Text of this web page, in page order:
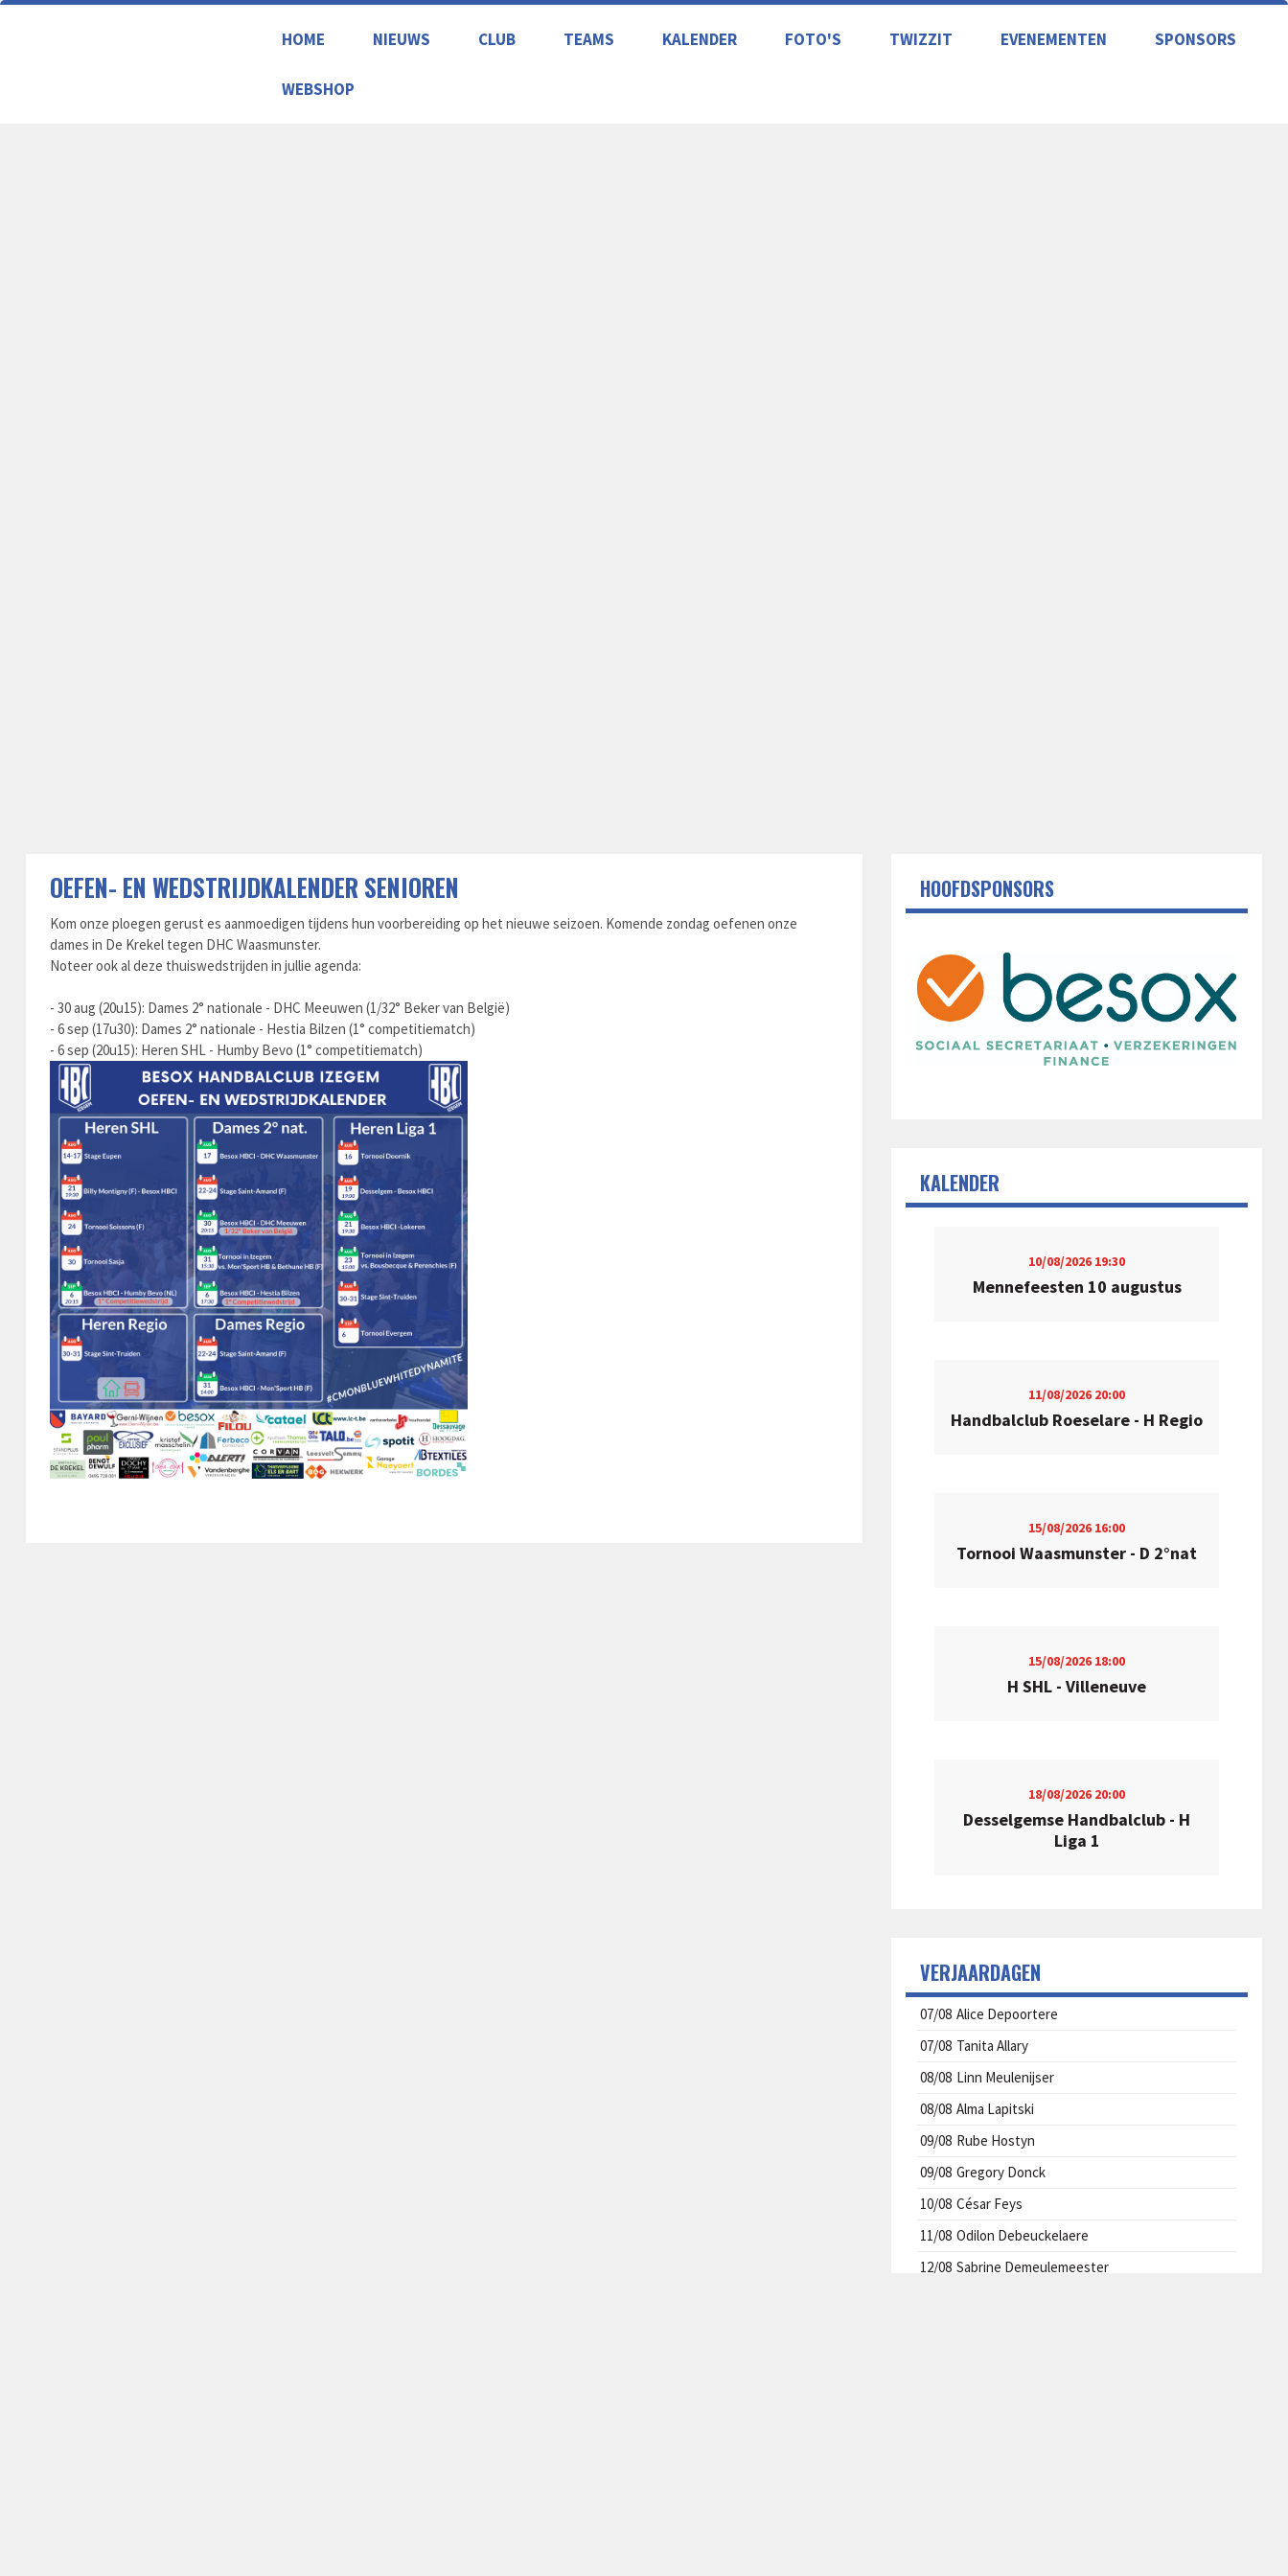
HOME NIEUWS CLUB TEAMS KALENDER FOTO'S TWIZZIT EVENEMENTEN SPONSORS
WEBSHOP
OEFEN- EN WEDSTRIJDKALENDER SENIOREN
Kom onze ploegen gerust es aanmoedigen tijdens hun voorbereiding op het nieuwe seizoen. Komende zondag oefenen onze
dames in De Krekel tegen DHC Waasmunster.
Noteer ook al deze thuiswedstrijden in jullie agenda:
- 30 aug (20u15): Dames 2° nationale - DHC Meeuwen (1/32° Beker van België)
- 6 sep (17u30): Dames 2° nationale - Hestia Bilzen (1° competitiematch)
- 6 sep (20u15): Heren SHL - Humby Bevo (1° competitiematch)
HOOFDSPONSORS
KALENDER
10/08/2026 19:30
Mennefeesten 10 augustus
11/08/2026 20:00
Handbalclub Roeselare - H Regio
15/08/2026 16:00
Tornooi Waasmunster - D 2°nat
15/08/2026 18:00
H SHL - Villeneuve
18/08/2026 20:00
Desselgemse Handbalclub - H
Liga 1
VERJAARDAGEN
07/08 Alice Depoortere
07/08 Tanita Allary
08/08 Linn Meulenijser
08/08 Alma Lapitski
09/08 Rube Hostyn
09/08 Gregory Donck
10/08 César Feys
11/08 Odilon Debeuckelaere
12/08 Sabrine Demeulemeester